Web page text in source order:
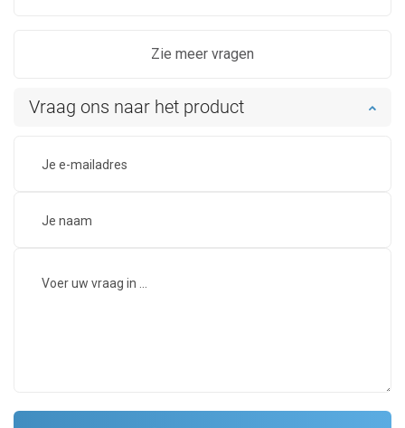
Zie meer vragen
Vraag ons naar het product